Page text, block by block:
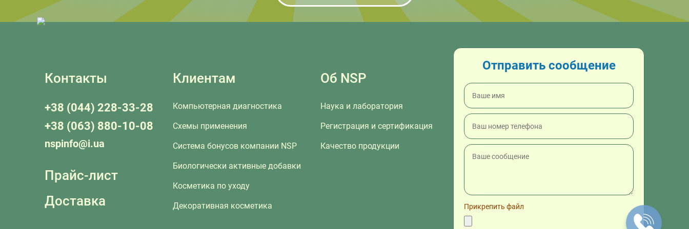
Контакты
+38 (044) 228-33-28
+38 (063) 880-10-08
nspinfo@i.ua
Прайс-лист
Доставка
Клиентам
Компьютерная диагностика
Схемы применения
Система бонусов компании NSP
Биологически активные добавки
Косметика по уходу
Декоративная косметика
Об NSP
Наука и лаборатория
Регистрация и сертификация
Качество продукции
Отправить сообщение
Прикрепить файл